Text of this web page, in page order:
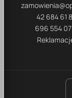
42 684 61
696 554